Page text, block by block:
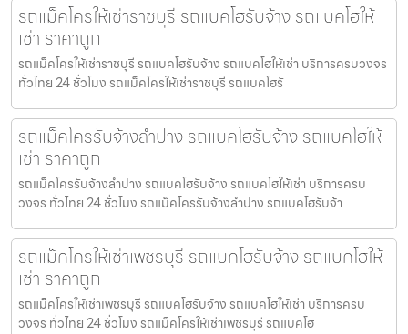
รถแม็คโครให้เช่าราชบุรี รถแบคโฮรับจ้าง รถแบคโฮให้
เช่า ราคาถูก
รถแม็คโครให้เช่าราชบุรี รถแบคโฮรับจ้าง รถแบคโฮให้เช่า บริการครบวงจร
ทั่วไทย 24 ชั่วโมง รถแม็คโครให้เช่าราชบุรี รถแบคโฮรั
รถแม็คโครรับจ้างลำปาง รถแบคโฮรับจ้าง รถแบคโฮให้
เช่า ราคาถูก
รถแม็คโครรับจ้างลำปาง รถแบคโฮรับจ้าง รถแบคโฮให้เช่า บริการครบ
วงจร ทั่วไทย 24 ชั่วโมง รถแม็คโครรับจ้างลำปาง รถแบคโฮรับจ้า
รถแม็คโครให้เช่าเพชรบุรี รถแบคโฮรับจ้าง รถแบคโฮให้
เช่า ราคาถูก
รถแม็คโครให้เช่าเพชรบุรี รถแบคโฮรับจ้าง รถแบคโฮให้เช่า บริการครบ
วงจร ทั่วไทย 24 ชั่วโมง รถแม็คโครให้เช่าเพชรบุรี รถแบคโฮ